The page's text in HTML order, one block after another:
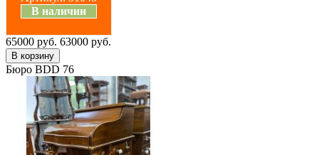
В наличии
65000 руб. 63000 руб.
Бюро BDD 76